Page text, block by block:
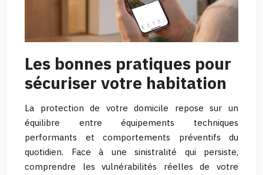
Les bonnes pratiques pour
sécuriser votre habitation
La protection de votre domicile repose sur un
équilibre entre équipements techniques
performants et comportements préventifs du
quotidien. Face à une sinistralité qui persiste,
comprendre les vulnérabilités réelles de votre